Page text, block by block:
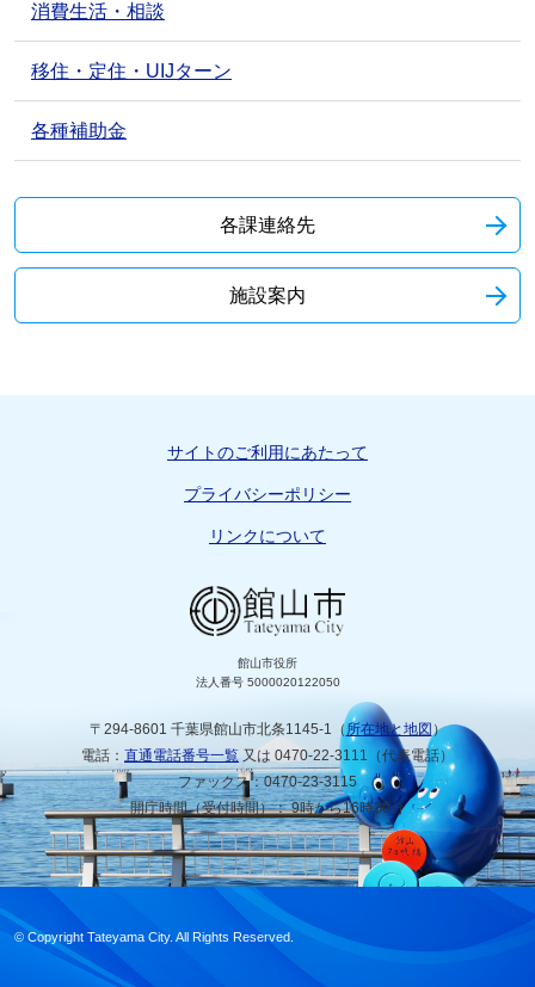
消費生活・相談
移住・定住・UIJターン
各種補助金
各課連絡先
施設案内
館山市役所
法人番号 5000020122050
〒294-8601 千葉県館山市北条1145-1（所在地と地図 ）
電話： 直通電話番号一覧又は 0470-22-3111（代表電話）
ファックス：0470-23-3115
開庁時間（受付時間）： 9時から16時30分
サイトのご利用にあたって
プライバシーポリシー
リンクについて
© Copyright Tateyama City. All Rights Reserved.